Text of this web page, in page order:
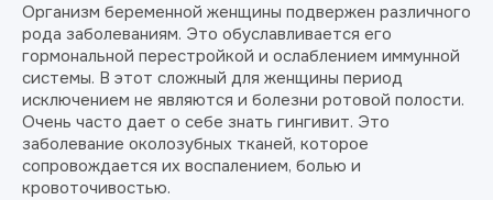
Организм беременной женщины подвержен различного
рода заболеваниям. Это обуславливается его
гормональной перестройкой и ослаблением иммунной
системы. В этот сложный для женщины период
исключением не являются и болезни ротовой полости.
Очень часто дает о себе знать гингивит. Это
заболевание околозубных тканей, которое
сопровождается их воспалением, болью и
кровоточивостью.